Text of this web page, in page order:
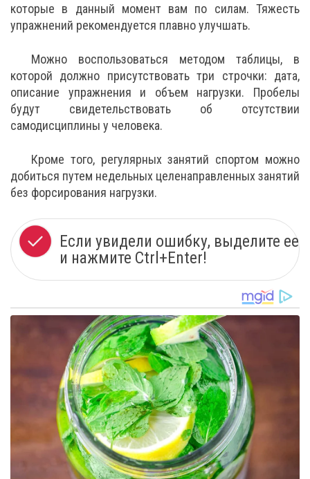
которые в данный момент вам по силам. Тяжесть
упражнений рекомендуется плавно улучшать.
Можно воспользоваться методом таблицы, в
которой должно присутствовать три строчки: дата,
описание упражнения и объем нагрузки. Пробелы
будут свидетельствовать об отсутствии
самодисциплины у человека.
Кроме того, регулярных занятий спортом можно
добиться путем недельных целенаправленных занятий
без форсирования нагрузки.
Если увидели ошибку, выделите ее
и нажмите Ctrl+Enter!